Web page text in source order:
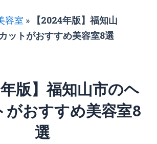
容室 »
【2024年版】福知山
ットがおすすめ美容室8選
版】福知山市のヘ
がおすすめ美容室8
選